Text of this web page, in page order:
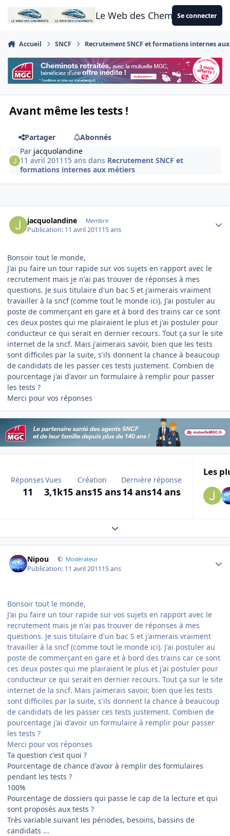
Aller au contenu
Le Web des CheminotsSe connecter
Accueil SNCF Recrutement SNCF et formations internes
Avant même les tests !
Partager
Abonnés
Par jacquolandine
11 avril 2011 15 ans dans Recrutement SNCF et
formations internes aux métiers
jacquolandine Membre
Publication: 11 avril 201115 ans
Bonsoir tout le monde,
J'ai pu faire un tour rapide sur vos sujets en rapport avec le
recrutement mais je n'ai pas trouver de réponses à mes
questions. Je suis titulaire d'un bac S et j'aimerais vraiment
travailler à la sncf (comme tout le monde ici). J'ai postuler au
poste de commerçant en gare et à bord des trains car ce sont
ces deux postes qui me plairaient le plus et j'ai postuler pour
conducteur ce qui serait en dernier recours. Tout ça sur le site
internet de la sncf. Mais j'aimerais savoir, bien que les tests
sont difficiles par la suite, s'ils donnent la chance à beaucoup
de candidats de les passer ces tests justement. Combien de
pourcentage j'ai d'avoir un formulaire à remplir pour passer
les tests ?
Merci pour vos réponses
Réponses
11
Vues
3,1k
Création
15 ans15 ans
Dernière réponse
14 ans14 ans
Les
Expand topic overview
Nipou Modérateur
Publication: 11 avril 201115 ans
Bonsoir tout le monde,
J'ai pu faire un tour rapide sur vos sujets en rapport avec le
recrutement mais je n'ai pas trouver de réponses à mes
questions. Je suis titulaire d'un bac S et j'aimerais vraiment
travailler à la sncf (comme tout le monde ici). J'ai postuler au
poste de commerçant en gare et à bord des trains car ce sont
ces deux postes qui me plairaient le plus et j'ai postuler pour
conducteur ce qui serait en dernier recours. Tout ça sur le site
internet de la sncf. Mais j'aimerais savoir, bien que les tests
sont difficiles par la suite, s'ils donnent la chance à beaucoup
de candidats de les passer ces tests justement. Combien de
pourcentage j'ai d'avoir un formulaire à remplir pour passer
les tests ?
Merci pour vos réponses
Ta question c'est quoi ?
Pourcentage de chance d'avoir à remplir des formulaires
pendant les tests ?
100%
Pourcentage de dossiers qui passe le cap de la lecture et qui
sont proposés aux tests ?
Très variable suivant les périodes, besoins, bassins de
candidats ...